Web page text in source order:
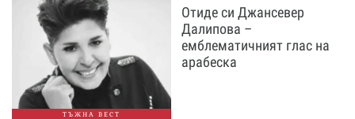
ТЪЖНА ВЕСТ
Отиде си Джансевер
Далипова –
емблематичният глас на
арабеска